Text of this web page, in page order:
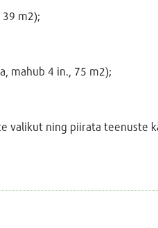
39 m2);
mahub 4 in., 75 m2);
valikut ning piirata teenuste